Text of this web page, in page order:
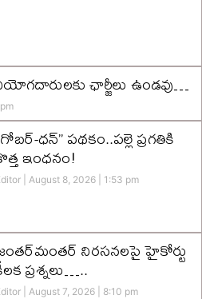
ఛార్జీలు ఉండవు…
ధన్” పథకం..పల్లె ప్రగతికి
ఇంధనం!
August 8, 2026 1:53 pm
నిరసనలపై హైకోర్టు
ప్రశ్నలు…..
August 7, 2026 8:10 pm